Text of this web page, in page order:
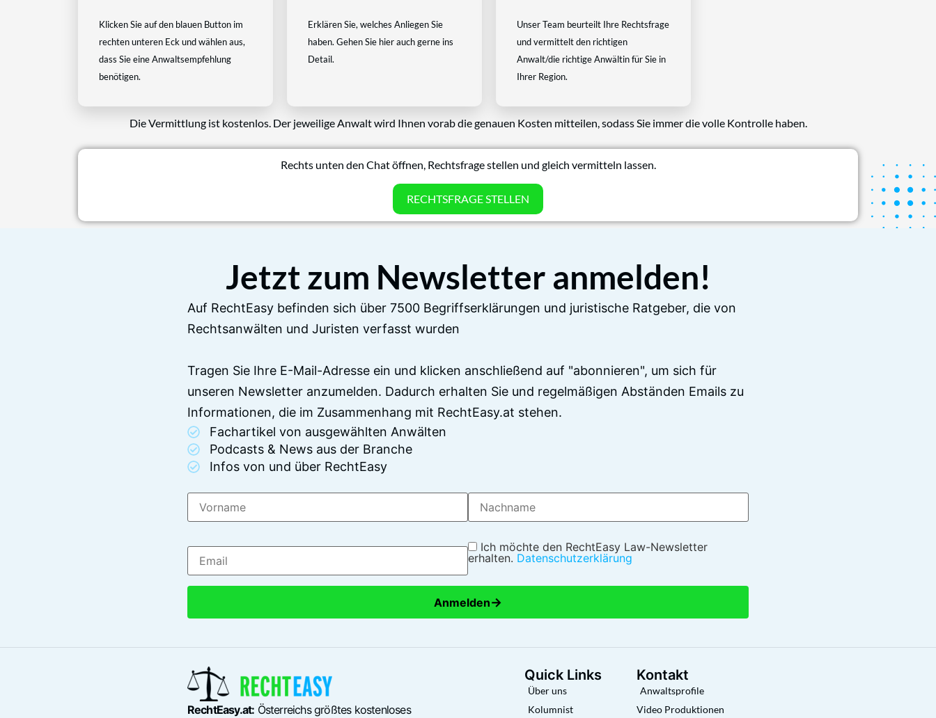
Klicken Sie auf den blauen Button im
rechten unteren Eck und wählen aus,
dass Sie eine Anwaltsempfehlung
benötigen.
Erklären Sie, welches Anliegen Sie
haben. Gehen Sie hier auch gerne ins
Detail.
Unser Team beurteilt Ihre Rechtsfrage
und vermittelt den richtigen
Anwalt/die richtige Anwältin für Sie in
Ihrer Region.
Die Vermittlung ist kostenlos. Der jeweilige Anwalt wird Ihnen vorab die genauen Kosten mitteilen, sodass Sie immer die volle Kontrolle haben.
Rechts unten den Chat öffnen, Rechtsfrage stellen und gleich vermitteln lassen.
RECHTSFRAGE STELLEN
Jetzt zum Newsletter anmelden!
Auf RechtEasy befinden sich über 7500 Begriffserklärungen und juristische Ratgeber, die von
Rechtsanwälten und Juristen verfasst wurden
Tragen Sie Ihre E-Mail-Adresse ein und klicken anschließend auf "abonnieren", um sich für
unseren Newsletter anzumelden. Dadurch erhalten Sie und regelmäßigen Abständen Emails zu
Informationen, die im Zusammenhang mit RechtEasy.at stehen.
Fachartikel von ausgewählten Anwälten
Podcasts & News aus der Branche
Infos von und über RechtEasy
Ich möchte den RechtEasy Law-Newsletter
erhalten. Datenschutzerklärung
Anmelden→
RechtEasy.at: Österreichs größtes kostenloses
Quick Links
Über uns
Kolumnist
Kontakt
Anwaltsprofile
Video Produktionen